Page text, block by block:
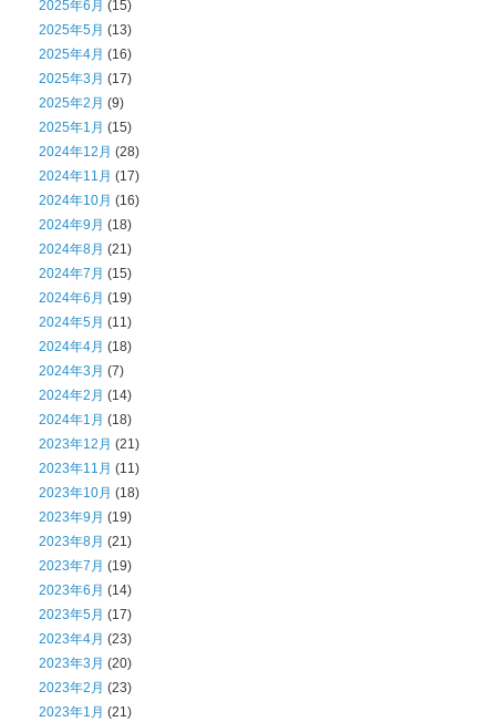
2025年6月 (15)
2025年5月 (13)
2025年4月 (16)
2025年3月 (17)
2025年2月 (9)
2025年1月 (15)
2024年12月 (28)
2024年11月 (17)
2024年10月 (16)
2024年9月 (18)
2024年8月 (21)
2024年7月 (15)
2024年6月 (19)
2024年5月 (11)
2024年4月 (18)
2024年3月 (7)
2024年2月 (14)
2024年1月 (18)
2023年12月 (21)
2023年11月 (11)
2023年10月 (18)
2023年9月 (19)
2023年8月 (21)
2023年7月 (19)
2023年6月 (14)
2023年5月 (17)
2023年4月 (23)
2023年3月 (20)
2023年2月 (23)
2023年1月 (21)